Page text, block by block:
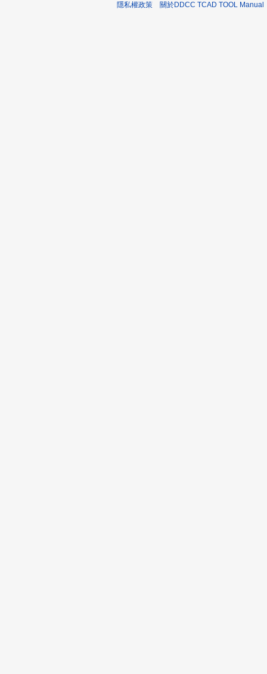
隱私權政策 關於DDCC TCAD TOOL Manual